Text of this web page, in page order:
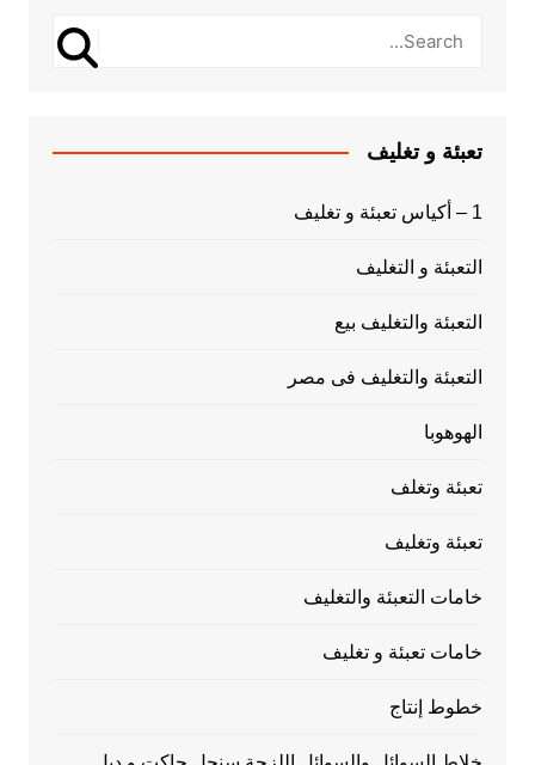
تعبئة و تغليف
1 – أكياس تعبئة و تغليف
التعبئة و التغليف
التعبئة والتغليف بيع
التعبئة والتغليف فى مصر
الهوهوبا
تعبئة وتغلف
تعبئة وتغليف
خامات التعبئة والتغليف
خامات تعبئة و تغليف
خطوط إنتاج